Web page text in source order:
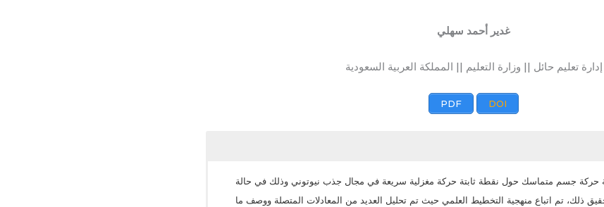
غدير أحمد سهلي
إدارة تعليم حائل || وزارة التعليم || المملكة العربية السعودية
DOI
PDF
حركة جسم متماسك حول نقطة ثابتة حركة مغزلية سريعة في مجال جذب نيوتوني وذلك في حالة
ذلك، تم اتباع منهجية التخطيط العلمي حيث تم تحليل العديد من المعادلات المتصلة ووصف ما